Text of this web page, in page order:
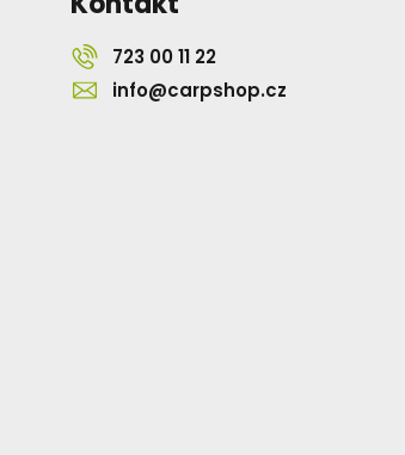
723 00 11 22
info@carpshop.cz